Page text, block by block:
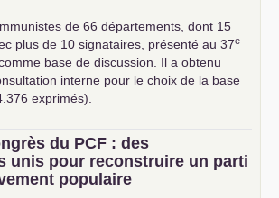
de 66 départements, dont 15
plus de 10 signataires, présenté au 37e
base de discussion. Il a obtenu
interne pour le choix de la base
exprimés).
du PCF : des
unis pour reconstruire un parti
populaire